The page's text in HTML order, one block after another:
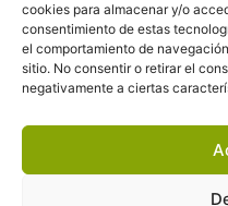
cookies para almacenar y/o
consentimiento de estas
el comportamiento de
sitio. No consentir o retirar el
negativamente a ciertas
Recibe las
recursos
QUIERO UNIRME